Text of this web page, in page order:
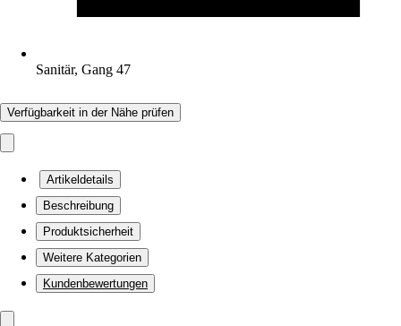
Sanitär, Gang 47
Verfügbarkeit in der Nähe prüfen
Artikeldetails
Beschreibung
Produktsicherheit
Weitere Kategorien
Kundenbewertungen